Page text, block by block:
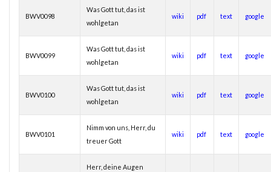
BWV0098
Was Gott tut, das ist
wohlgetan
wiki pdf text google
BWV0099
Was Gott tut, das ist
wohlgetan
wiki pdf text google
BWV0100
Was Gott tut, das ist
wohlgetan
wiki pdf text google
BWV0101
Nimm von uns, Herr, du
treuer Gott
wiki pdf text google
Herr, deine Augen